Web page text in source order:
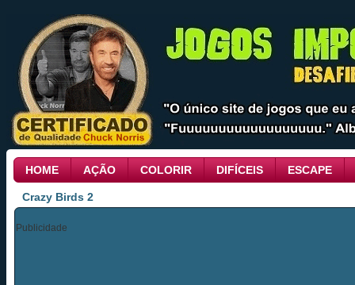
HOME AÇÃO COLORIR DIFÍCEIS ESCAPE
Crazy Birds 2
Publicidade